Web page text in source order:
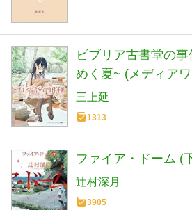
ビブリア古書堂の
めく夏~ (メディア
三上延
1313
ファイア・ドーム (
辻村深月
3905